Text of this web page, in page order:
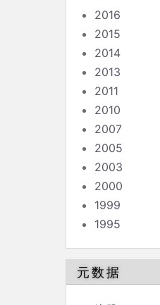
2016
2015
2014
2013
2011
2010
2007
2005
2003
2000
1999
1995
元数据